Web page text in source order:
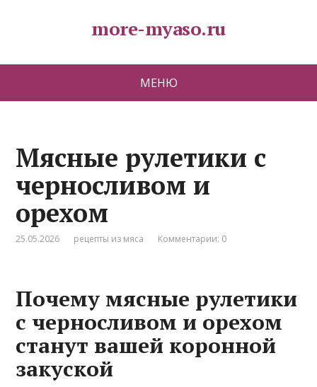
more-myaso.ru
МЕНЮ
Мясные рулетики с
черносливом и
орехом
25.05.2026 рецепты из мяса Комментарии: 0
Почему мясные рулетики
с черносливом и орехом
станут вашей коронной
закуской